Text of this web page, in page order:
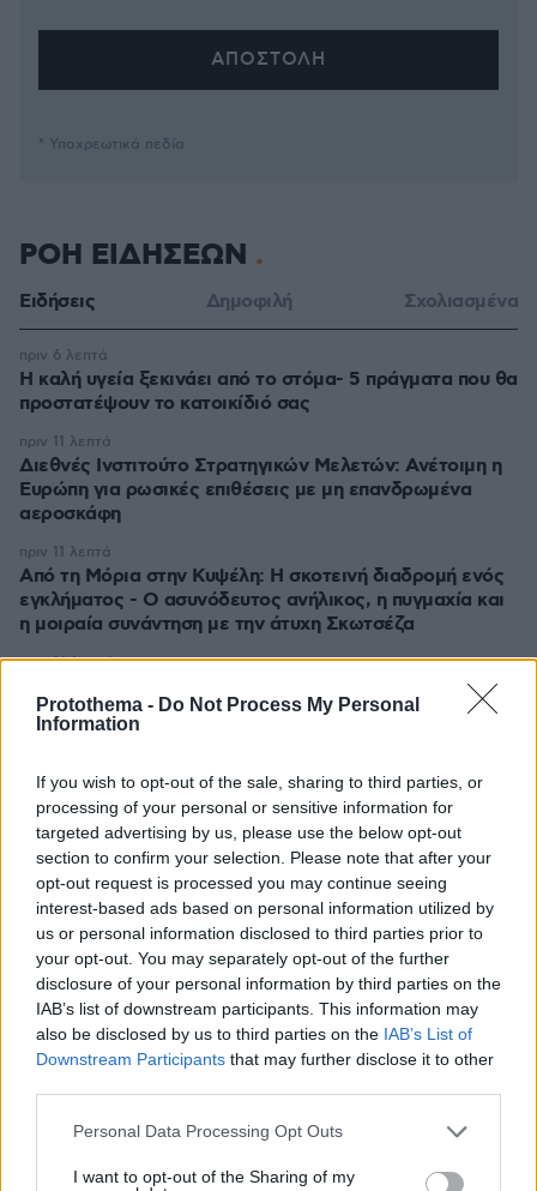
Protothema - Do Not Process My Personal
Information
If you wish to opt-out of the sale, sharing to third parties, or
processing of your personal or sensitive information for
targeted advertising by us, please use the below opt-out
section to confirm your selection. Please note that after your
opt-out request is processed you may continue seeing
interest-based ads based on personal information utilized by
us or personal information disclosed to third parties prior to
your opt-out. You may separately opt-out of the further
disclosure of your personal information by third parties on the
IAB’s list of downstream participants. This information may
also be disclosed by us to third parties on the IAB’s List of
Downstream Participants that may further disclose it to other
Please note that this website/app uses one or more Google
not limited to your visit or usage behaviour. You may click to
Personal Data Processing Opt Outs
I want to opt-out of the Sharing of my
* Υποχρεωτικά πεδία
ΡΟΗ ΕΙΔΗΣΕΩΝ
Ειδήσεις Δημοφιλή Σχολιασμένα
Η καλή υγεία ξεκινάει από το στόμα- 5 πράγματα που θα
προστατέψουν το κατοικίδιό σας
πριν 6 λεπτά
Διεθνές Ινστιτούτο Στρατηγικών Μελετών: Ανέτοιμη η
Ευρώπη για ρωσικές επιθέσεις με μη επανδρωμένα
αεροσκάφη
πριν 11 λεπτά
Από τη Μόρια στην Κυψέλη: Η σκοτεινή διαδρομή ενός
εγκλήματος - Ο ασυνόδευτος ανήλικος, η πυγμαχία και
η μοιραία συνάντηση με την άτυχη Σκωτσέζα
πριν 11 λεπτά
Φθιώτιδας, σηκώθηκαν τρία εναέρια
πριν 16 λεπτά
Ποια είναι η νέα ασιατική τάση στο Pilates που
υπόσχεται ευεξία και ισορροπία
6 ενδιαφέρουσες, «άγνωστες» γωνιές της
Θεσσαλονίκης με τη ματιά μιας φωτογράφου
πριν 18 λεπτά
Διακοπή λειτουργίας των ντους στα beach bars ζητά η
κοινότητα Σάρτης στη Χαλκιδική, επικαλείται
περιορισμένη επάρκεια νερού
Πώς θα κάνουμε μια περιποίηση προσώπου επιπέδου
πριν 36 λεπτά
Σπιτικό προζύμι: Οδηγός για αρχάριους και μη – Η
διαδικασία, η χρήση, η συντήρηση